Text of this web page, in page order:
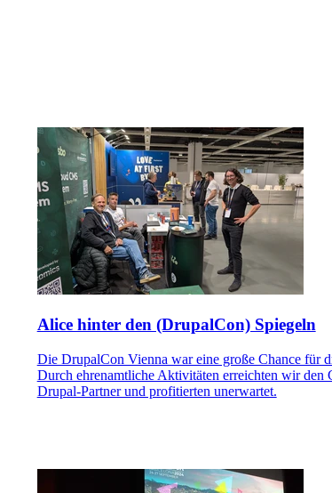
Alice hinter den (DrupalCon) Spiegeln
Die DrupalCon Vienna war eine große Chance für
Durch ehrenamtliche Aktivitäten erreichten wir den
Drupal-Partner und profitierten unerwartet.